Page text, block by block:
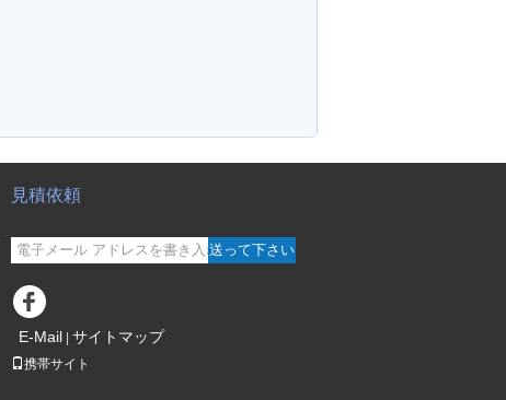
見積依頼
送って下さい
E-Mail サイトマップ
携帯サイト